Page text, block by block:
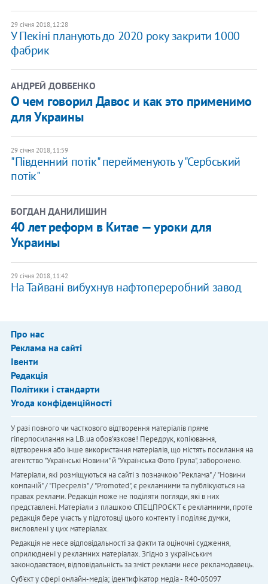
29 січня 2018, 12:28
У Пекіні планують до 2020 року закрити 1000
фабрик
АНДРЕЙ ДОВБЕНКО
О чем говорил Давос и как это применимо
для Украины
29 січня 2018, 11:59
"Південний потік" перейменують у "Сербський
потік"
БОГДАН ДАНИЛИШИН
40 лет реформ в Китае — уроки для
Украины
29 січня 2018, 11:42
На Тайвані вибухнув нафтопереробний завод
Про нас
Реклама на сайті
Івенти
Редакція
Політики і стандарти
Угода конфіденційності
У разі повного чи часткового відтворення матеріалів пряме
гіперпосилання на LB.ua обов'язкове! Передрук, копіювання,
відтворення або інше використання матеріалів, що містять посилання на
агентство "Українськi Новини" й "Українська Фото Група", заборонено.
Матеріали, які розміщуються на сайті з позначкою "Реклама" / "Новини
компаній" / "Пресреліз" / "Promoted", є рекламними та публікуються на
правах реклами. Редакція може не поділяти погляди, які в них
представлені. Матеріали з плашкою СПЕЦПРОЄКТ є рекламними, проте
редакція бере участь у підготовці цього контенту і поділяє думки,
висловлені у цих матеріалах.
Редакція не несе відповідальності за факти та оціночні судження,
оприлюднені у рекламних матеріалах. Згідно з українським
законодавством, відповідальність за зміст реклами несе рекламодавець.
Cуб'єкт у сфері онлайн-медіа; ідентифікатор медіа - R40-05097